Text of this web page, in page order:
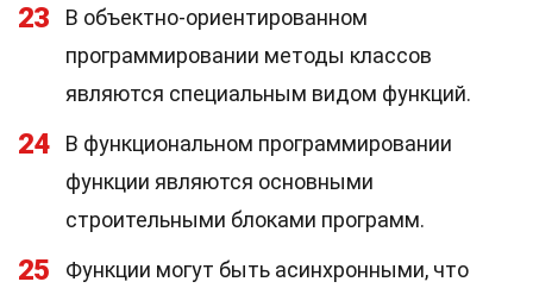
23
В объектно-ориентированном
программировании методы классов
являются специальным видом функций.
24
В функциональном программировании
функции являются основными
строительными блоками программ.
25
Функции могут быть асинхронными, что